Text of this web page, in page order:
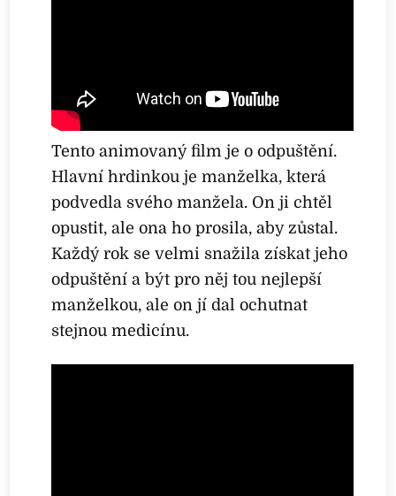
Tento animovaný film je o odpuštění.
Hlavní hrdinkou je manželka, která
podvedla svého manžela. On ji chtěl
opustit, ale ona ho prosila, aby zůstal.
Každý rok se velmi snažila získat jeho
odpuštění a být pro něj tou nejlepší
manželkou, ale on jí dal ochutnat
stejnou medicínu.